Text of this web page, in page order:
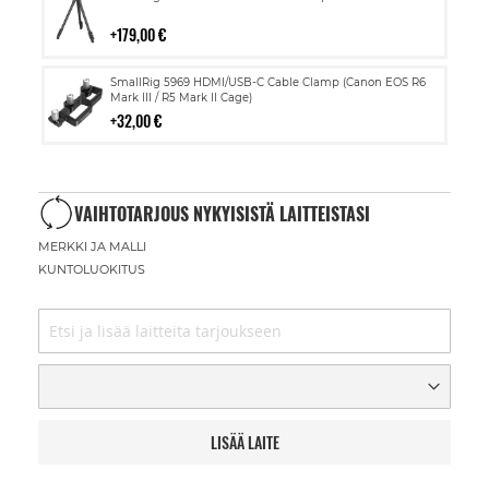
179,00 €
SmallRig 5969 HDMI/USB-C Cable Clamp (Canon EOS R6
Mark III / R5 Mark II Cage)
32,00 €
Lisää
ostoskoriin
VAIHTOTARJOUS NYKYISISTÄ LAITTEISTASI
MERKKI JA MALLI
KUNTOLUOKITUS
LISÄÄ LAITE